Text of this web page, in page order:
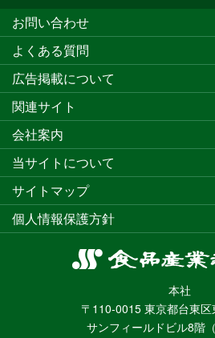
食
産
業
新
本社
〒110-0015 東京都台東区
サンフィールドビル8階
お問い合わせ
よくある質問
広告掲載について
関連サイト
会社案内
当サイトについて
サイトマップ
個人情報保護方針